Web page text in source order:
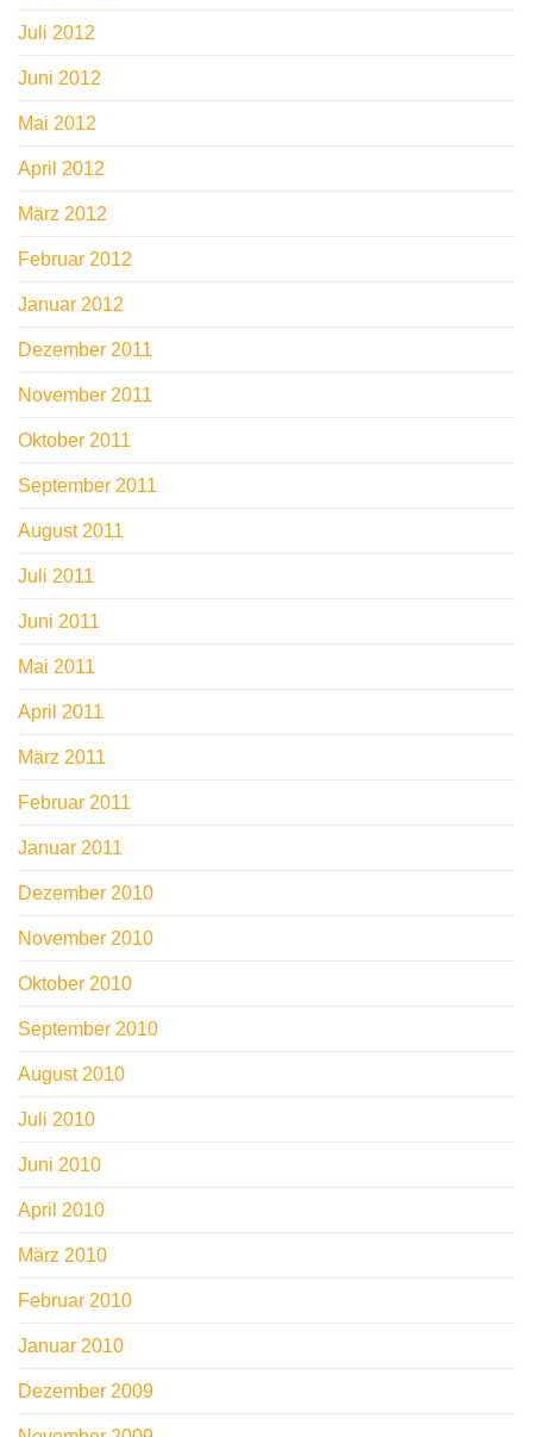
Juli 2012
Juni 2012
Mai 2012
April 2012
März 2012
Februar 2012
Januar 2012
Dezember 2011
November 2011
Oktober 2011
September 2011
August 2011
Juli 2011
Juni 2011
Mai 2011
April 2011
März 2011
Februar 2011
Januar 2011
Dezember 2010
November 2010
Oktober 2010
September 2010
August 2010
Juli 2010
Juni 2010
April 2010
März 2010
Februar 2010
Januar 2010
Dezember 2009